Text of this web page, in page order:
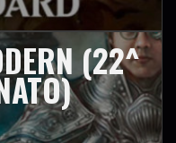
(22^